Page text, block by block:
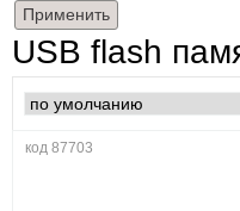
USB flash
код 87703